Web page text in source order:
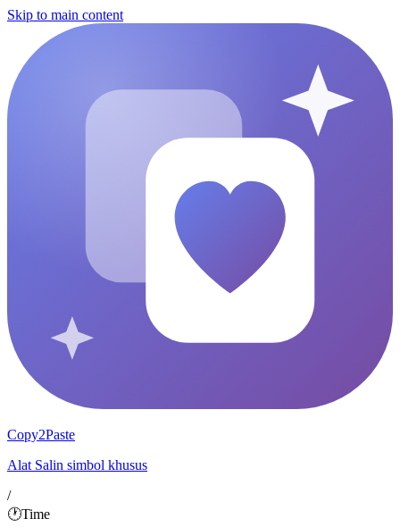
Skip to main content
Copy2Paste
Alat Salin simbol khusus
/
🕐Time